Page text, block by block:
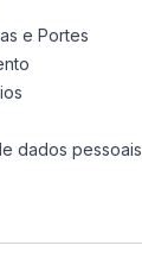
e Portes
dados pessoais